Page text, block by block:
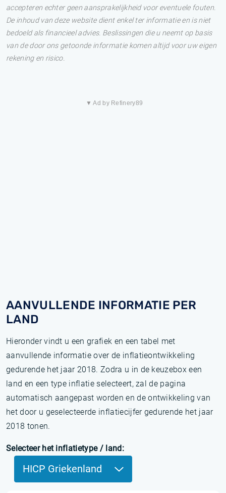
accepteren echter geen aansprakelijkheid voor eventuele fouten.
De inhoud van deze website dient enkel ter informatie en is niet
bedoeld als financieel advies. Beslissingen die u neemt op basis
van de door ons getoonde informatie komen altijd voor uw eigen
rekening en risico.
▼ Ad by Refinery89
AANVULLENDE INFORMATIE PER
LAND
Hieronder vindt u een grafiek en een tabel met
aanvullende informatie over de inflatieontwikkeling
gedurende het jaar 2018. Zodra u in de keuzebox een
land en een type inflatie selecteert, zal de pagina
automatisch aangepast worden en de ontwikkeling van
het door u geselecteerde inflatiecijfer gedurende het jaar
2018 tonen.
Selecteer het inflatietype / land:
HICP Griekenland